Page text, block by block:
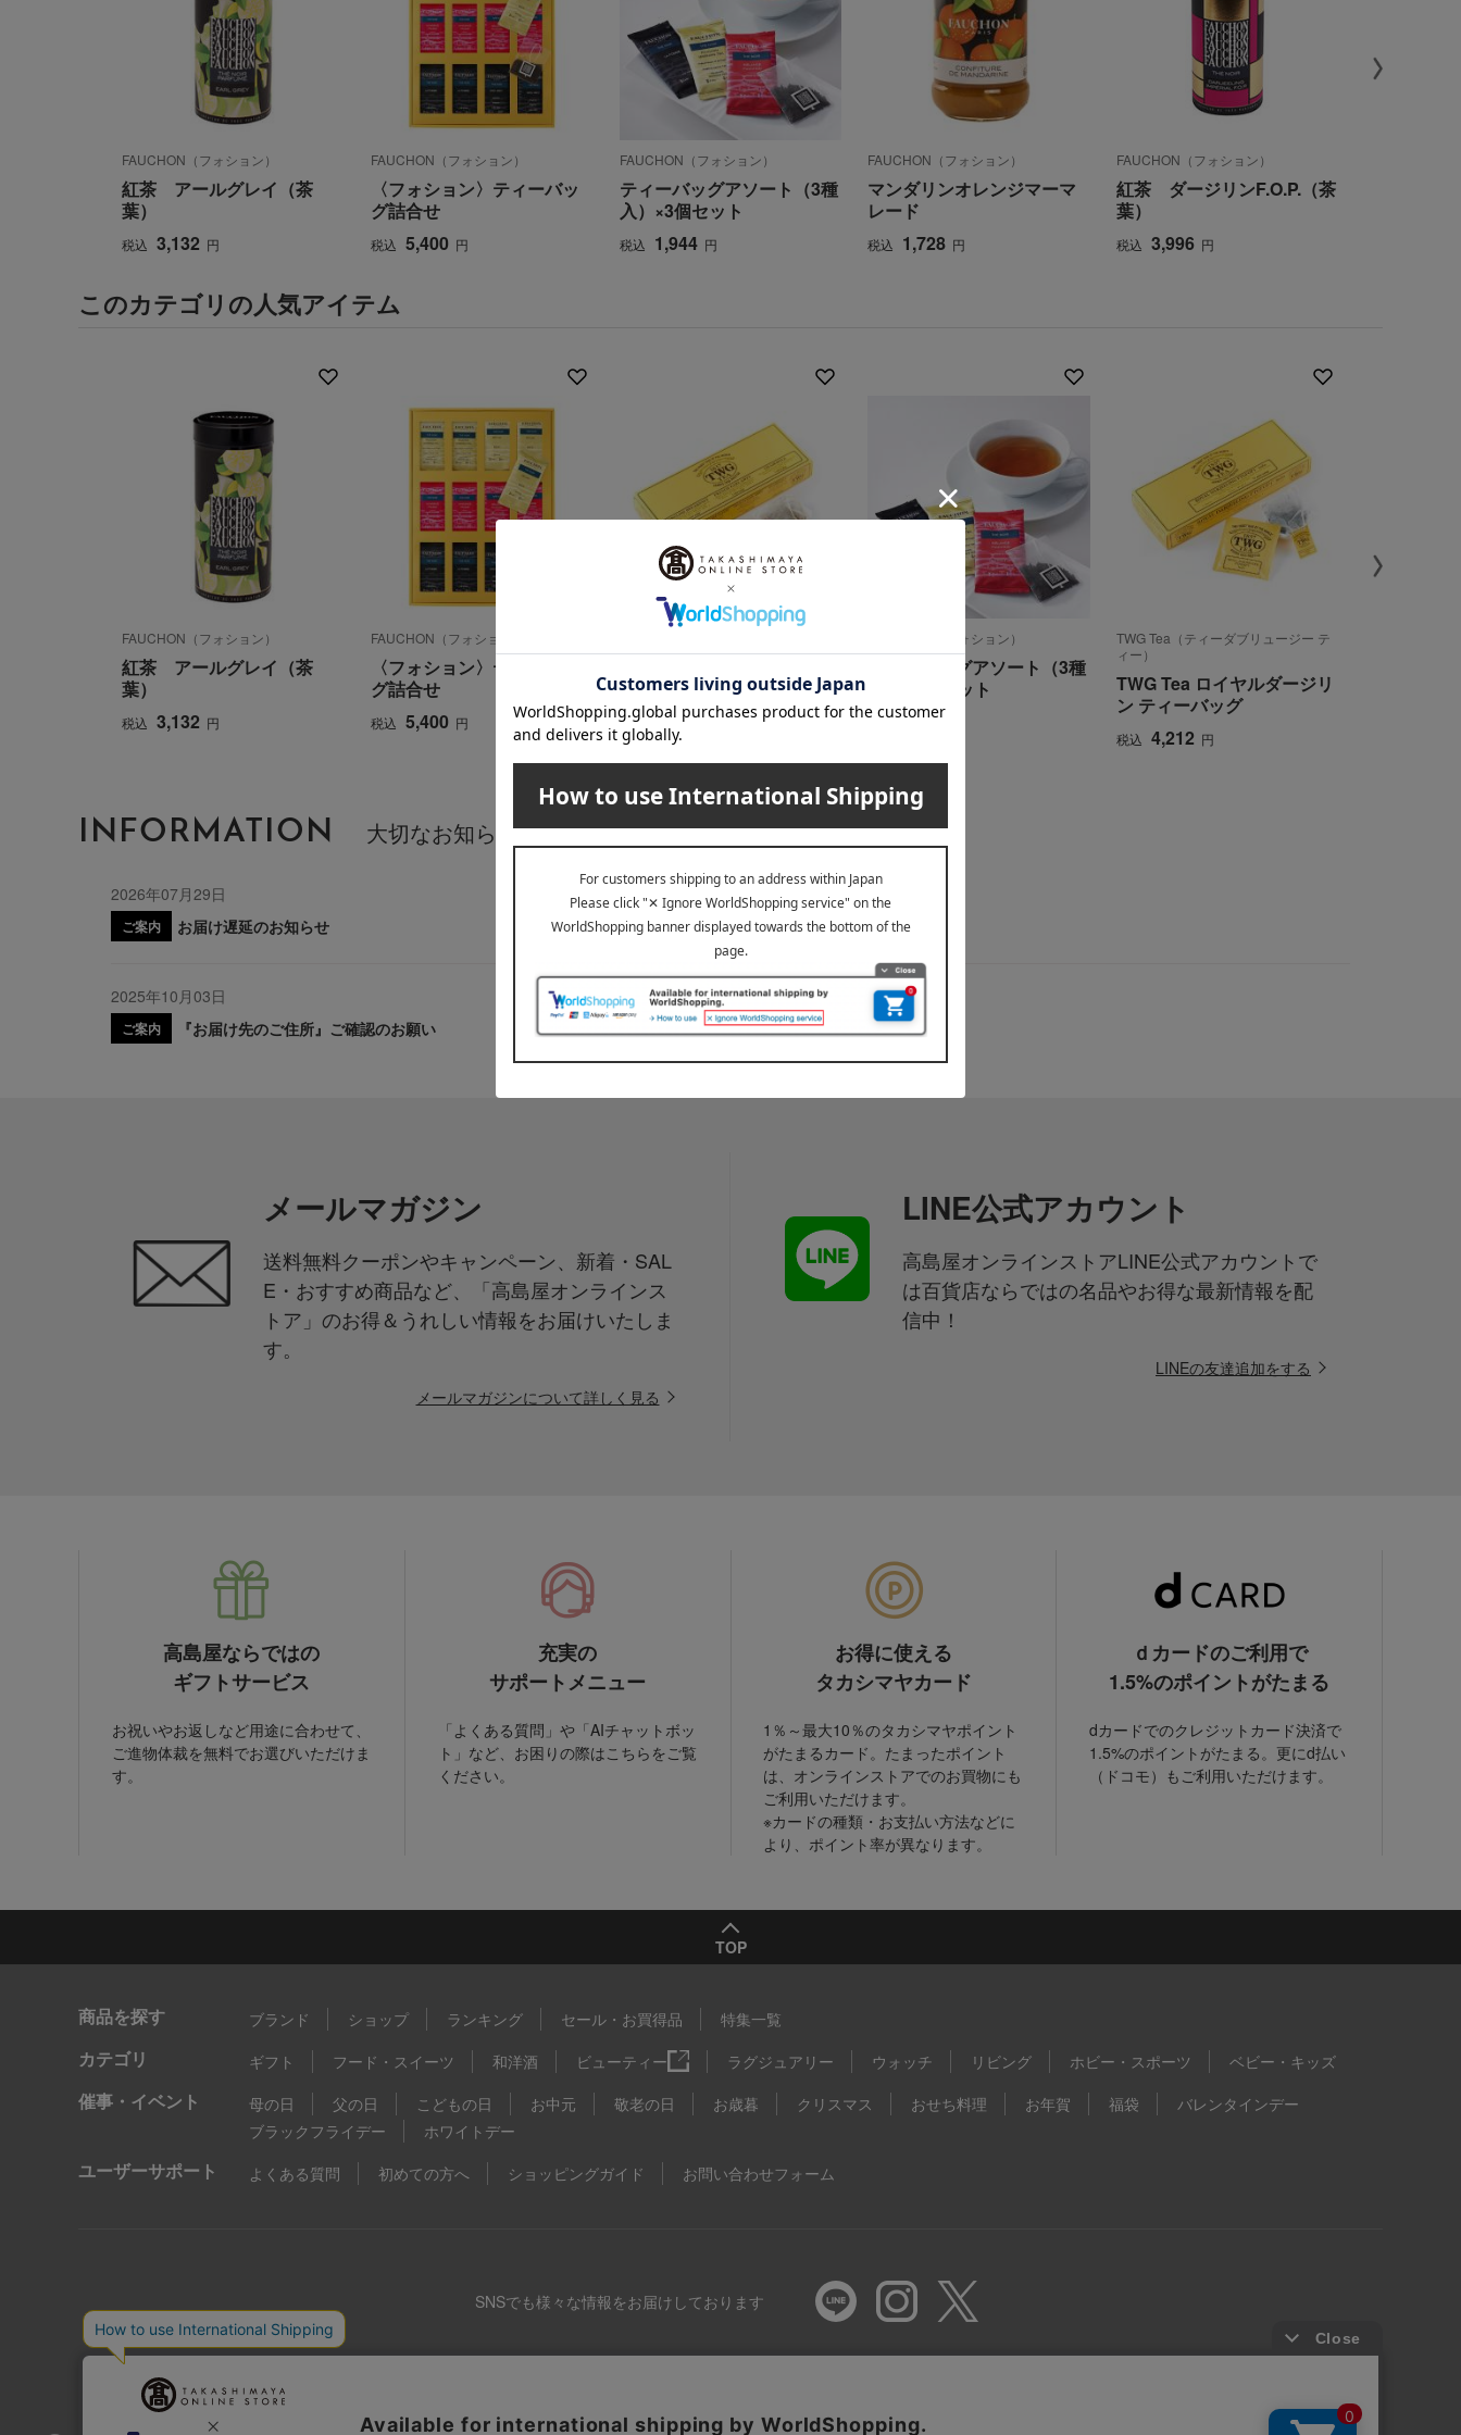
FAUCHON（フォション）
紅茶 アールグレイ（茶
葉）
税込 3,132 円
FAUCHON（フォション）
〈フォション〉ティーバッ
グ詰合せ
税込 5,400 円
FAUCHON（フォション）
ティーバッグアソート（3種
入）×3個セット
税込 1,944 円
FAUCHON（フォション）
マンダリンオレンジマーマ
レード
税込 1,728 円
FAUCHON（フォション）
紅茶 ダージリンF.O.P.（茶
葉）
税込 3,996 円
このカテゴリの人気アイテム
FAUCHON（フォション）
紅茶 アールグレイ（茶
葉）
税込 3,132 円
FAUCHON（フォション）
〈フォション〉ティーバッ
グ詰合せ
税込 5,400 円
ィー）
TWG Tea クラシック ティー
バッグ セレクション
税込 4,212
FAUCHON（フォション）
ティーバッグアソート（3種
入）×3個セット
税込 1,944
TWG Tea（ティーダブリュージー テ
ィー）
TWG Tea ロイヤルダージリ
ン ティーバッグ
税込 4,212 円
INFORMATION 大切なお知らせ
2026年07月29日
ご案内 お届け遅延のお知らせ
2025年10月03日
ご案内 『お届け先のご住所』ご確認のお願い
メールマガジン
送料無料クーポンやキャンペーン、新着・SAL
E・おすすめ商品など、「高島屋オンラインス
トア」のお得＆うれしい情報をお届けいたしま
す。
メールマガジンについて詳しく見る
LINE公式アカウント
高島屋オンラインストアLINE公式アカウントで
は百貨店ならではの名品やお得な最新情報を配
信中！
LINEの友達追加をする
高島屋ならではの
ギフトサービス
お祝いやお返しなど用途に合わせて、
ご進物体裁を無料でお選びいただけま
す。
充実の
サポートメニュー
「よくある質問」や「AIチャットボッ
ト」など、お困りの際はこちらをご覧
ください。
お得に使える
タカシマヤカード
1％～最大10％のタカシマヤポイント
がたまるカード。たまったポイント
は、オンラインストアでのお買物にも
ご利用いただけます。
※カードの種類・お支払い方法などに
より、ポイント率が異なります。
ｄカードのご利用で
1.5%のポイントがたまる
dカードでのクレジットカード決済で
1.5%のポイントがたまる。更にd払い
（ドコモ）もご利用いただけます。
TOP
商品を探す ブランド ショップ ランキング セール・お買得品 特集一覧
カテゴリ ギフト フード・スイーツ 和洋酒 ビューティー ラグジュアリー ウォッチ リビング ホビー・スポーツ ベビー・キッズ
催事・イベント 母の日 父の日 こどもの日 お中元 敬老の日 お歳暮 クリスマス おせち料理 お年賀 福袋
バレンタインデー
ブラックフライデー
ホワイトデー
ユーザーサポート よくある質問 初めての方へ ショッピングガイド お問い合わせフォーム
SNSでも様々な情報をお届けしております